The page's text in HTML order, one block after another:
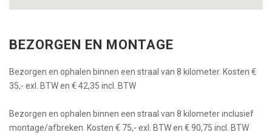
BEZORGEN EN MONTAGE
Bezorgen en ophalen binnen een straal van 8 kilometer. Kosten €
35,- exl. BTW en € 42,35 incl. BTW
Bezorgen en ophalen binnen een straal van 8 kilometer inclusief
montage/afbreken. Kosten € 75,- exl. BTW en € 90,75 incl. BTW